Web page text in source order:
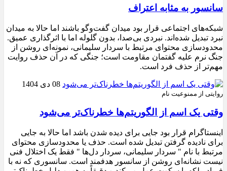
سانسور به مثابه اعتراف
شبکه‌های اجتماعی قرار بود میدان گفت‌وگو باشند اما حالا به میدان
نبرد تبدیل شده‌اند. نبردی بی‌صدا، بدون گلوله اما با اثرگذاری عمیق.
محدودسازی محتوای مرتبط با سردار سلیمانی، نمونه‌ای روشن از
جنگ نرم علیه گفتمان مقاومت است؛ جنگی که در آن حذف روایت
مهم‌تر از حذف فرد است.
08 دی 1404
روایتی از ممنوعیت نام
وقتی یک اسم از الگوریتم‌ها خطرناک‌تر می‌شود
اینستاگرام قرار بود جایی برای دیده شدن باشد اما حالا به جایی
برای نادیده گرفتن تبدیل شده است. حذف یا محدودسازی محتوای
مرتبط با نام " سردار سلیمانی، سردار دل‌ها " فقط یک اختلال فنی
نیست نشانه‌ای روشن از سانسور هدفمند است. سانسوری که نه با